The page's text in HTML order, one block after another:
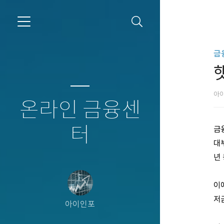
온라인 금융센
터
아이인포
금
아
금
대
년
이
저